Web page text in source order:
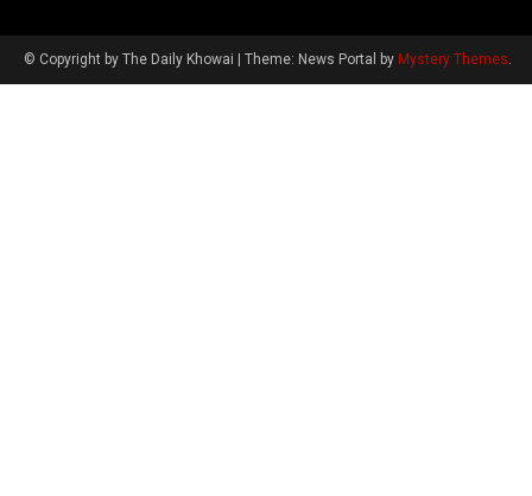
© Copyright by The Daily Khowai Theme: News Portal by Mystery Themes.